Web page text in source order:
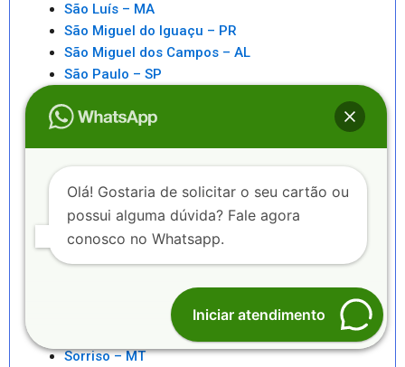
São Luís – MA
São Miguel do Iguaçu – PR
São Miguel dos Campos – AL
São Paulo – SP
São Sebastiao – SP
Senhor do Bonfim – BA
Serra – ES
Serrinha – BA
Sete Lagoas – MG
Sorriso – MT
Olá! Gostaria de solicitar o seu cartão ou
possui alguma dúvida? Fale agora
conosco no Whatsapp.
Iniciar atendimento